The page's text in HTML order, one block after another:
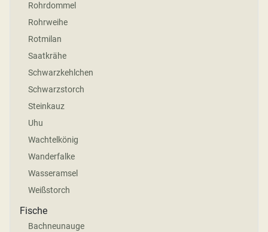
Rohrdommel
Rohrweihe
Rotmilan
Saatkrähe
Schwarzkehlchen
Schwarzstorch
Steinkauz
Uhu
Wachtelkönig
Wanderfalke
Wasseramsel
Weißstorch
Fische
Bachneunauge